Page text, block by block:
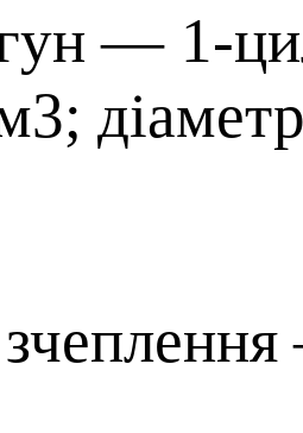
— 1-